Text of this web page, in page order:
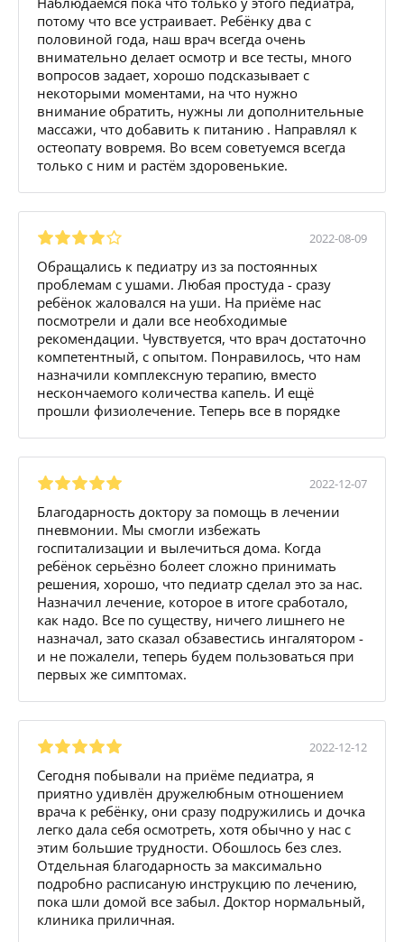
потому что все устраивает. Ребёнку два с
половиной года, наш врач всегда очень
внимательно делает осмотр и все тесты, много
вопросов задает, хорошо подсказывает с
некоторыми моментами, на что нужно
внимание обратить, нужны ли дополнительные
массажи, что добавить к питанию . Направлял к
остеопату вовремя. Во всем советуемся всегда
только с ним и растём здоровенькие.
2022-08-09
Обращались к педиатру из за постоянных
проблемам с ушами. Любая простуда - сразу
ребёнок жаловался на уши. На приёме нас
посмотрели и дали все необходимые
рекомендации. Чувствуется, что врач достаточно
компетентный, с опытом. Понравилось, что нам
назначили комплексную терапию, вместо
нескончаемого количества капель. И ещё
прошли физиолечение. Теперь все в порядке
2022-12-07
Благодарность доктору за помощь в лечении
пневмонии. Мы смогли избежать
госпитализации и вылечиться дома. Когда
ребёнок серьёзно болеет сложно принимать
решения, хорошо, что педиатр сделал это за нас.
Назначил лечение, которое в итоге сработало,
как надо. Все по существу, ничего лишнего не
назначал, зато сказал обзавестись ингалятором -
и не пожалели, теперь будем пользоваться при
первых же симптомах.
2022-12-12
Сегодня побывали на приёме педиатра, я
приятно удивлён дружелюбным отношением
врача к ребёнку, они сразу подружились и дочка
легко дала себя осмотреть, хотя обычно у нас с
этим большие трудности. Обошлось без слез.
Отдельная благодарность за максимально
подробно расписаную инструкцию по лечению,
пока шли домой все забыл. Доктор нормальный,
клиника приличная.